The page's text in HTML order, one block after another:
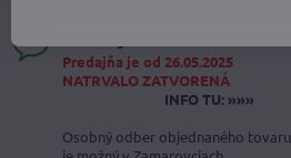
Predajňa je od 26.05.2025
NATRVALO ZATVORENÁ
INFO TU: »»»
Osobný odber objednaného tovaru